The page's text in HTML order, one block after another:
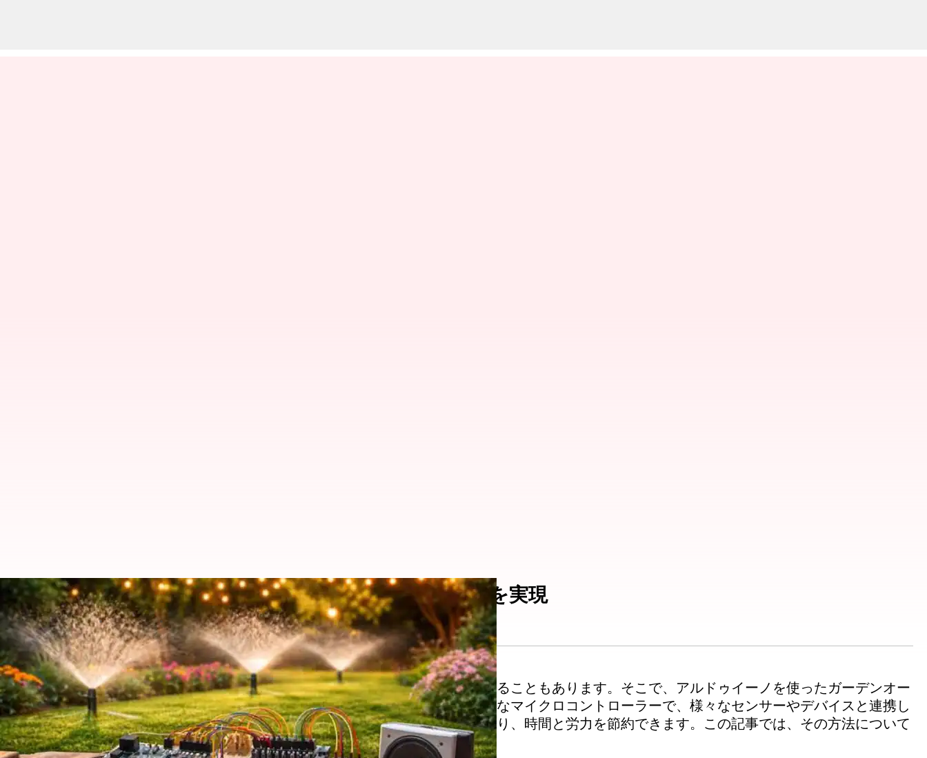
アルドゥイーノで効率的なガーデンオートメーションを実現
著者 Keito Komeda Jul 04, 2026 04:59 am
どんな話なの
ガーデニングは多くの人々にとってリラックスできる趣味ですが、手間がかかることもあります。そこで、アルドゥイーノを使ったガーデンオー
トメーションが注目されています。アルドゥイーノは、小型でプログラム可能なマイクロコントローラーで、様々なセンサーやデバイスと連携し
て自動化を実現します。この技術を利用することで、庭の管理がより簡単になり、時間と労力を節約できます。この記事では、その方法について